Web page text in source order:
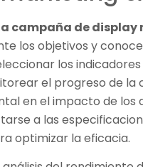
campaña de
los objetivos y
los
el progreso de la
en el impacto de los
a las
optimizar la eficacia.